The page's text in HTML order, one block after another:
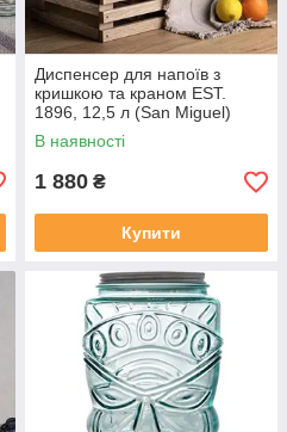
Диспенсер для напоїв з
кришкою та краном EST.
1896, 12,5 л (San Miguel)
5294G20
В наявності
1 880 ₴
Купити